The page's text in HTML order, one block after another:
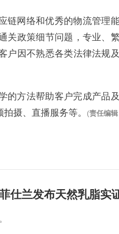
链网络和优秀的物流管理
政策细节问题，专业、
户因不熟悉各类法律法规
的方法帮助客户完成产品
摄、直播服务等。
(责任编辑
仕兰发布天然乳脂实